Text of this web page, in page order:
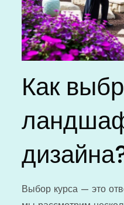
Как
Выбор курса — это